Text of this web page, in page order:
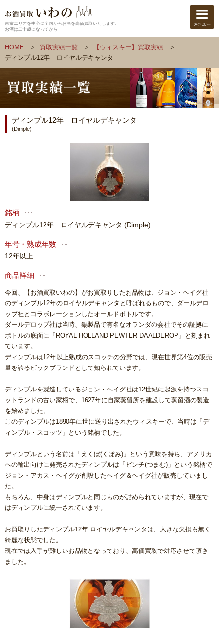
東京エリアを中心に全国からお酒を高価買取いたします。
お酒は二十歳になってから
HOME 買取実績一覧
【ウィスキー】買取実績
ディンプル12年 ロイヤルデキャンタ
ディンプル12年 ロイヤルデキャンタ
(Dimple)
銘柄
ディンプル12年 ロイヤルデキャンタ (Dimple)
年号・熟成年数
12年以上
商品詳細
今回、【お酒買取いわの】がお買取りしたお品物は、ジョン・ヘイグ社
のディンプル12年のロイヤルデキャンタと呼ばれるもので、ダールデロ
ップ社とコラボレーションしたオールドボトルです。
ダールデロップ社は当時、錫製品で有名なオランダの会社でその証拠に
ボトルの底面に「ROYAL HOLLAND PEWTER DAALDEROP」と刻まれ
ています。
ディンプルは12年以上熟成のスコッチの分野では、現在世界第4位の販売
量を誇るビックブランドとして知られています。
ディンプルを製造しているジョン・ヘイグ社は12世紀に起源を持つスコ
ットランドの古い家柄で、1627年に自家蒸留所を建設して蒸留酒の製造
を始めました。
このディンプルは1890年に世に送り出されたウィスキーで、当時は「デ
ィンプル・スコッツ」という銘柄でした。
ディンプルという名前は「えくぼ(くぼみ)」という意味を持ち、アメリカ
への輸出向けに発売されたディンプルは「ピンチ(つまむ)」という銘柄で
ジョン・アカス・ヘイグが創設したヘイグ＆ヘイグ社が販売していまし
た。
もちろん、中身はディンプルと同じものが詰められていますが、現在で
はディンプルに統一されています。
お買取りしたディンプル12年 ロイヤルデキャンタは、大きな欠損も無く
綺麗な状態でした。
現在では入手が難しいお品物となっており、高価買取で対応させて頂き
ました。